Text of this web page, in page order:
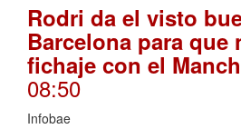
Rodri da el visto
Barcelona para que
fichaje con el
08:50
Infobae